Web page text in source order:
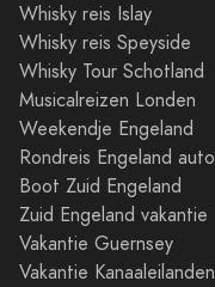
Whisky reis Islay
Whisky reis Speyside
Whisky Tour Schotland
Musicalreizen Londen
Weekendje Engeland
Rondreis Engeland auto
Boot Zuid Engeland
Zuid Engeland vakantie
Vakantie Guernsey
Vakantie Kanaaleilanden